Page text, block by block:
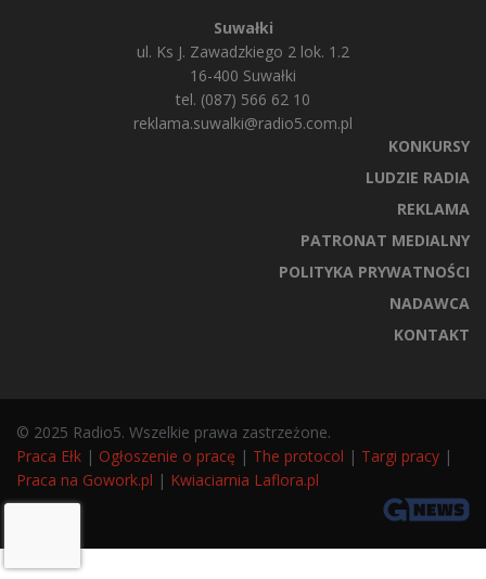
Suwałki
ul. Ks J. Zawadzkiego 2 lok. 1.2
16-400 Suwałki
tel. (087) 566 62 10
reklama.suwalki@radio5.com.pl
KONKURSY
LUDZIE RADIA
REKLAMA
PATRONAT MEDIALNY
POLITYKA PRYWATNOŚCI
NADAWCA
KONTAKT
© 2025 Radio5. Wszelkie prawa zastrzeżone.
Praca Ełk | Ogłoszenie o pracę | The protocol | Targi pracy |
Praca na Gowork.pl | Kwiaciarnia Laflora.pl